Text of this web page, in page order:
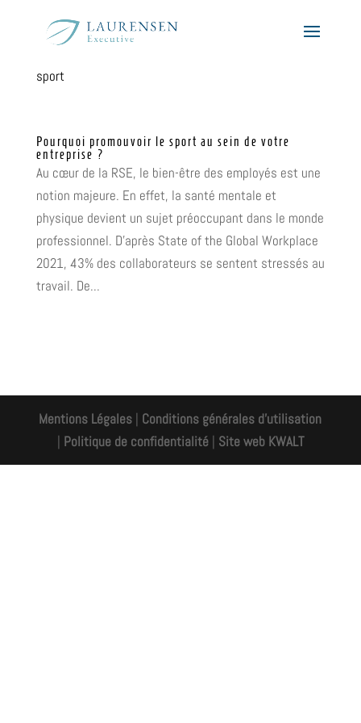
sport
Pourquoi promouvoir le sport au sein de votre
entreprise ?
Au cœur de la RSE, le bien-être des employés est une
notion majeure. En effet, la santé mentale et
physique devient un sujet préoccupant dans le monde
professionnel. D’après State of the Global Workplace
2021, 43% des collaborateurs se sentent stressés au
travail. De...
Mentions Légales | Conditions générales d'utilisation
| Politique de confidentialité| Site web KWALT